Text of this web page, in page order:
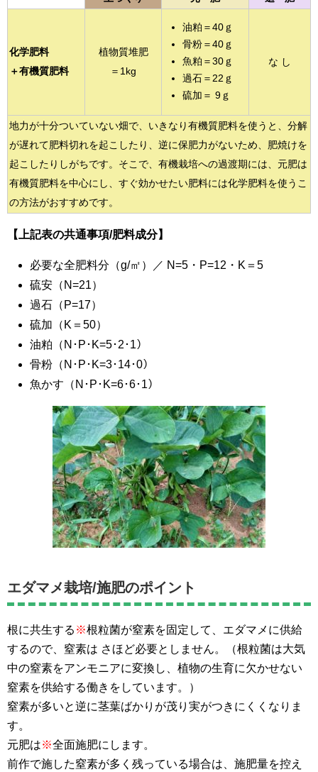
化学肥料
＋有機質肥料
植物質堆肥
＝1kg
油粕＝40ｇ
骨粉＝40ｇ
魚粕＝30ｇ
過石＝22ｇ
硫加＝ 9ｇ
な し
地力が十分ついていない畑で、いきなり有機質肥料を使うと、分解
が遅れて肥料切れを起こしたり、逆に保肥力がないため、肥焼けを
起こしたりしがちです。そこで、有機栽培への過渡期には、元肥は
有機質肥料を中心にし、すぐ効かせたい肥料には化学肥料を使うこ
の方法がおすすめです。
【上記表の共通事項/肥料成分】
必要な全肥料分（g/㎡）／ N=5・P=12・K＝5
硫安（N=21）
過石（P=17）
硫加（K＝50）
油粕（N･P･K=5･2･1）
骨粉（N･P･K=3･14･0）
魚かす（N･P･K=6･6･1）
エダマメ栽培/施肥のポイント
根に共生する ※根粒菌が窒素を固定して、エダマメに供給
するので、窒素は さほど必要としません。（根粒菌は大気
中の窒素をアンモニアに変換し、植物の生育に欠かせない
窒素を供給する働きをしています。）
窒素が多いと逆に茎葉ばかりが茂り実がつきにくくなりま
す。
元肥は※全面施肥にします。
前作で施した窒素が多く残っている場合は、施肥量を控え